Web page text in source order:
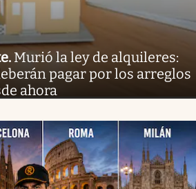
. Murió la ley de alquileres:
pagar por los arreglos
ahora